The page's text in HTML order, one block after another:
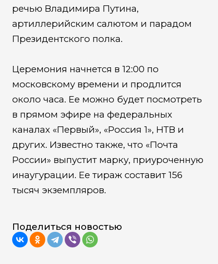
речью Владимира Путина,
артиллерийским салютом и парадом
Президентского полка.
Церемония начнется в 12:00 по
московскому времени и продлится
около часа. Ее можно будет посмотреть
в прямом эфире на федеральных
каналах «Первый», «Россия 1», НТВ и
других. Известно также, что «Почта
России» выпустит марку, приуроченную
инаугурации. Ее тираж составит 156
тысяч экземпляров.
Поделиться новостью